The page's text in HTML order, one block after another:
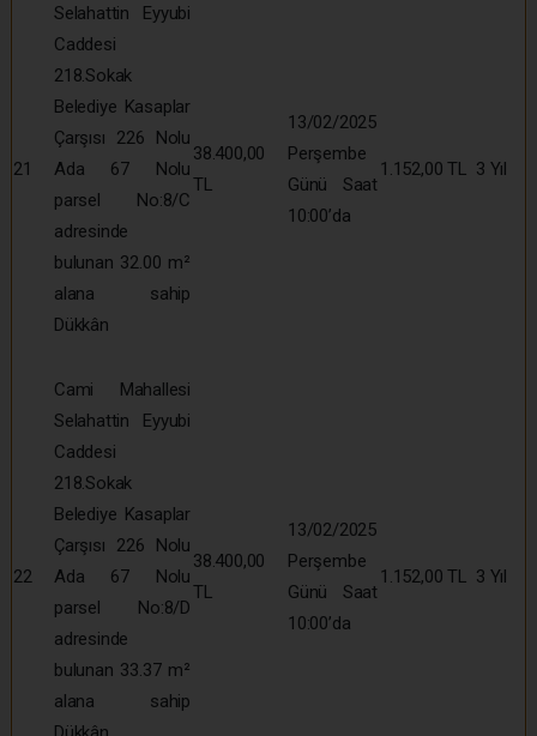
21
Selahattin Eyyubi
Caddesi
218.Sokak
Belediye Kasaplar
Çarşısı 226 Nolu
Ada 67 Nolu
parsel No:8/C
adresinde
bulunan 32.00 m²
alana sahip
Dükkân
38.400,00
TL
13/02/2025
Perşembe
Günü Saat
10:00’da
1.152,00 TL 3 Yıl
22
Cami Mahallesi
Selahattin Eyyubi
Caddesi
218.Sokak
Belediye Kasaplar
Çarşısı 226 Nolu
Ada 67 Nolu
parsel No:8/D
adresinde
bulunan 33.37 m²
alana sahip
38.400,00
TL
13/02/2025
Perşembe
Günü Saat
10:00’da
1.152,00 TL 3 Yıl